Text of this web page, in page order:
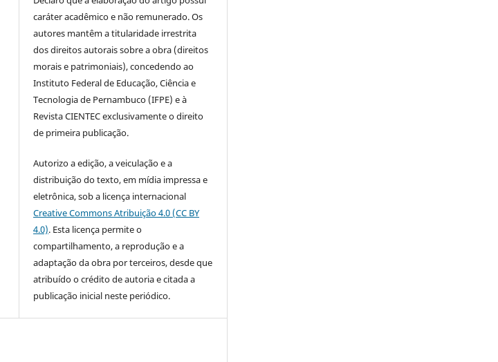
caráter acadêmico e não remunerado. Os
autores mantêm a titularidade irrestrita
dos direitos autorais sobre a obra (direitos
morais e patrimoniais), concedendo ao
Instituto Federal de Educação, Ciência e
Tecnologia de Pernambuco (IFPE) e à
Revista CIENTEC exclusivamente o direito
de primeira publicação.
Autorizo a edição, a veiculação e a
distribuição do texto, em mídia impressa e
eletrônica, sob a licença internacional
Creative Commons Atribuição 4.0 (CC BY
4.0). Esta licença permite o
compartilhamento, a reprodução e a
adaptação da obra por terceiros, desde que
atribuído o crédito de autoria e citada a
publicação inicial neste periódico.